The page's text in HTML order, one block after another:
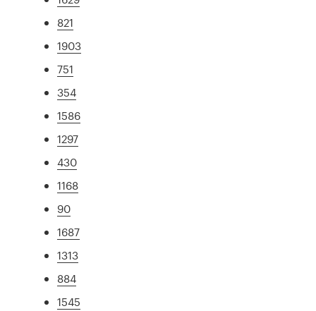
821
1903
751
354
1586
1297
430
1168
90
1687
1313
884
1545